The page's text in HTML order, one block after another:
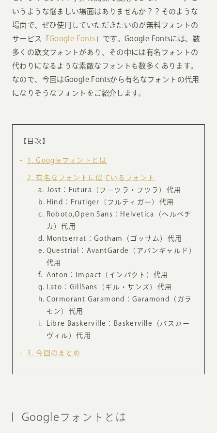
いうような悩ましい場面はありませんか？？そのような
場面で、ぜひ使用していただきたいのが無料フォントの
サービス「 Google Fonts 」です。Google Fontsには、数
多くの欧文フォントがあり、その中には有名フォントの
代わりになるような素敵なフォントも数多くあります。
なので、今回はGoogle Fontsから有名なフォントの代用
になりそうなフォントをご紹介します。
【目次】
1 Googleフォントとは
2
有名なフォントに似ているフォント
Jost：Futura（フーツラ・フツラ）代用
Hind：Frutiger（フルティガー）代用
Roboto,Open Sans：Helvetica（ヘルベチ
カ）代用
Montserrat：Gotham（ゴッサム）代用
Questrial：AvantGarde（アバンギャルド）
代用
Anton：Impact（インパクト）代用
Lato：GillSans（ギル・サンズ）代用
Cormorant Garamond：Garamond（ガラ
モン）代用
Libre Baskerville：Baskerville（バスカー
ヴィル）代用
3 今回のまとめ
Googleフォントとは